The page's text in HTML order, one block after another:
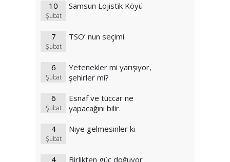
10
Şubat
Samsun Lojistik Köyü
7
Şubat
TSO’ nun seçimi
6
Şubat
Yetenekler mi yarışıyor,
şehirler mi?
6
Şubat
Esnaf ve tüccar ne
yapacağını bilir.
4
Şubat
Niye gelmesinler ki
4 Birlikten güç doğuyor